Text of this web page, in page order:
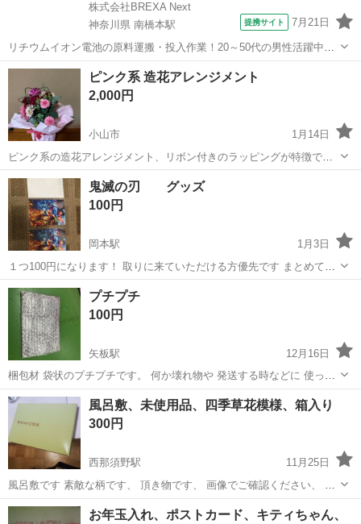
株式会社BREXA Next
神奈川県 南橋本駅
提携サイト 7月21日
リチウムイオン電池の原料運搬・投入作業！20～50代の男性活躍中★
ワンルーム寮完備！赴任旅費会社負担！年間休日130日★フォークリフ
ト免許お持ちの方、活躍中！就業先食堂利用可★《神奈川県相模原
市》 人気の工場のお仕事 ◇電...
神奈川 相模原市 南橋本駅
ピンク系 造花アレンジメント
2,000円
小山市
1月14日
ピンク系の造花アレンジメント、リボン付きのラッピングが特徴で
す。 マイナスイオン発生の造花になります。 お部屋の臭いを吸い取り
ます。 - 花の色: ピンク系 - 花の種類: 造花 - ラッピング: ピンクの包装
紙 - デザ...
栃木 小山市 ラッピング用品 造花
鬼滅の刃 グッズ
100円
岡本駅
1月3日
１つ100円になります！ 取りに来ていただける方優先です まとめて問
い合わせでお安くします！ 気になることがあれば、お気軽にご連絡く
ださい
栃木 宇都宮市 岡本駅
プチプチ
100円
矢板駅
12月16日
梱包材 袋状のプチプチです。 何か壊れ物や 発送する時などに 使って
もらえたらな っと思い 欲しい方いましたら 連絡待ってます。 サイズ
20✖️14です ２０枚セット 普通のプチプチもあります サイズはバラ...
栃木 矢板市 矢板駅 ラッピング用品 プチプチ
風呂敷、未使用品、四季草花模様、箱入り
300円
西那須野駅
11月25日
風呂敷です 素敵な柄です、 頂き物です、 画像でご確認ください、 箱
入り未使用品です、
栃木 大田原市 西那須野駅 ラッピング用品
お年玉入れ、ポストカード、キティちゃん、